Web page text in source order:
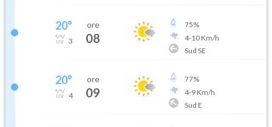
20°
3
ore
08
75%
4-10Km/h
Sud SE
20°
4
ore
09
77%
4-9Km/h
Sud E